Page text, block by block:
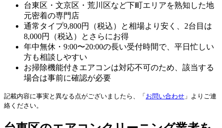
台東区・文京区・荒川区など下町エリアを熟知した地
元密着の専門店
通常タイプ9,800円（税込）と相場より安く、2台目は
8,000円（税込）とさらにお得
年中無休・9:00〜20:00の長い受付時間で、平日忙しい
方も相談しやすい
お掃除機能付きエアコンは対応不可のため、該当する
場合は事前に確認が必要
記載内容に事実と異なる点がございましたら、「 お問い合わせ 」よりご連
絡ください。